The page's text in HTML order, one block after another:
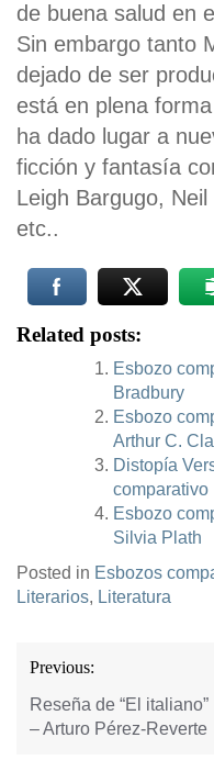
de buena salud en
Sin embargo tanto
dejado de ser
está en plena
ha dado lugar a
ficción y fantasía
Leigh Bargugo,
etc..
Related posts:
Esbozo
Bradbury
Esbozo
Arthur C.
Distopía
comparativo
Esbozo
Silvia Plath
Posted in Esbozos
Literarios, Literatura
Navegación
de
entradas
Previous:
Reseña de “El italiano”
– Arturo Pérez-Reverte